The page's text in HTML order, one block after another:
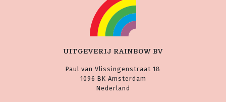
UITGEVERIJ RAINBOW BV
Paul van Vlissingenstraat 18
1096 BK Amsterdam
Nederland